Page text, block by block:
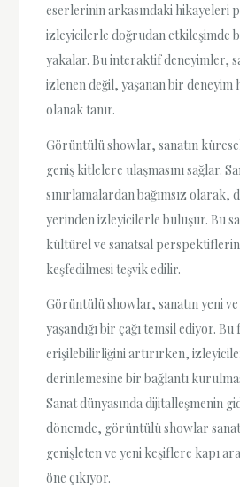
eserlerinin arkasındaki hikayeleri
izleyicilerle doğrudan etkileşimde
yakalar. Bu interaktif deneyimler,
izlenen değil, yaşanan bir deneyim
olanak tanır.
Görüntülü showlar, sanatın
geniş kitlelere ulaşmasını sağlar.
sınırlamalardan bağımsız olarak,
yerinden izleyicilerle buluşur. Bu
kültürel ve sanatsal perspektiflerin
keşfedilmesi teşvik edilir.
Görüntülü showlar, sanatın yeni
yaşandığı bir çağı temsil ediyor.
erişilebilirliğini artırırken,
derinlemesine bir bağlantı
Sanat dünyasında dijitalleşmenin
dönemde, görüntülü showlar
genişleten ve yeni keşiflere kapı
öne çıkıyor.